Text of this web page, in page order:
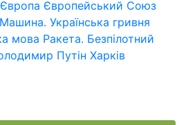
Європа Європейський Союз
Машина. Українська гривня
мова Ракета. Безпілотний
Путін Харків